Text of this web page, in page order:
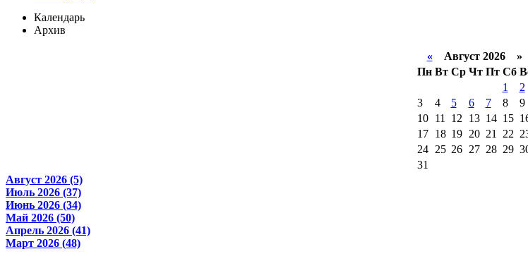
Календарь
Архив
«Август 2026 »
Пн Вт Ср Чт Пт Сб
1
2
3
4 5 6 7 8
9
10
11 12 13 14 15
17
18 19 20 21 22
24
25 26 27 28 29
31
Август 2026 (5)
Июль 2026 (37)
Июнь 2026 (34)
Май 2026 (50)
Апрель 2026 (41)
Март 2026 (48)